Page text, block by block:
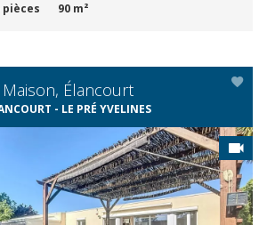
pièces 90 m²
Maison, Élancourt
- LE PRÉ YVELINES